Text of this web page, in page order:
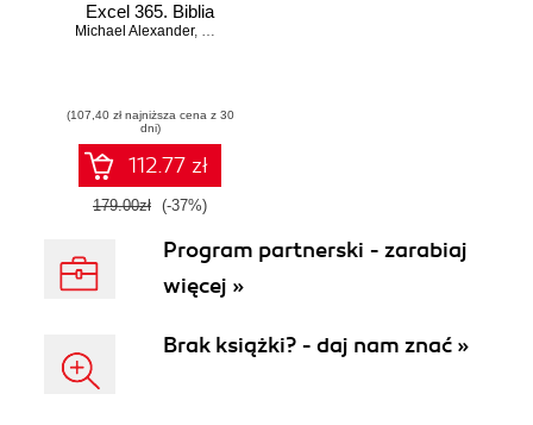
Excel 365. Biblia
Michael Alexander, Dick Kusleika
(107,40 zł najniższa cena z 30
dni)
112.77 zł
179.00zł (-37%)
Program partnerski - zarabiaj
więcej »
Brak książki? - daj nam znać »